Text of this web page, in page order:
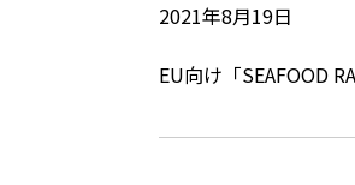
2021年8月19日
EU向け「SEAFOOD